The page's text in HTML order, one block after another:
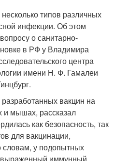
типов различных
инфекции. Об этом
о санитарно-
в РФ у Владимира
центра
имени Н. Ф. Гамалеи
вакцин на
и мышах, рассказал
как безопасность, так
для вакцинации,
словам, у подопытных
иммунный